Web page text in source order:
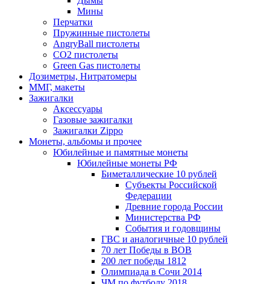
Мины
Перчатки
Пружинные пистолеты
AngryBall пистолеты
CO2 пистолеты
Green Gas пистолеты
Дозиметры, Нитратомеры
ММГ, макеты
Зажигалки
Аксессуары
Газовые зажигалки
Зажигалки Zippo
Монеты, альбомы и прочее
Юбилейные и памятные монеты
Юбилейные монеты РФ
Биметаллические 10 рублей
Субъекты Российской
Федерации
Древние города России
Министерства РФ
События и годовщины
ГВС и аналогичные 10 рублей
70 лет Победы в ВОВ
200 лет победы 1812
Олимпиада в Сочи 2014